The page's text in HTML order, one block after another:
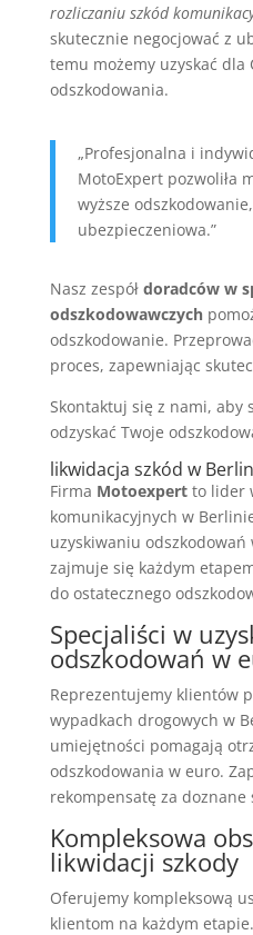
rozliczaniu szkód
skutecznie negocjować z
temu możemy uzyskać dla
odszkodowania.
„Profesjonalna i
MotoExpert pozwoliła
wyższe
ubezpieczeniowa.”
Nasz zespół doradców w
odszkodowawczych
odszkodowanie.
proces, zapewniając
Skontaktuj się z nami, aby
odzyskać Twoje
likwidacja szkód w
Firma Motoexpertto lider
komunikacyjnych w
uzyskiwaniu odszkodowań
zajmuje się każdym
do ostatecznego
Specjaliści w
odszkodowań w
Reprezentujemy klientów
wypadkach drogowych w
umiejętności pomagają
odszkodowania w euro.
rekompensatę za doznane
Kompleksowa
likwidacji szkody
Oferujemy kompleksową
klientom na każdym